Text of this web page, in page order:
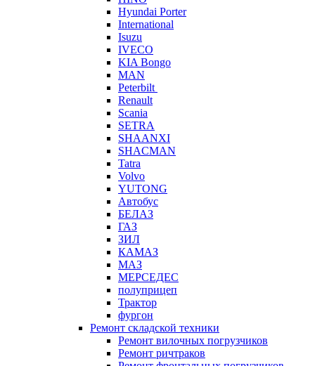
Hyundai Porter
International
Isuzu
IVECO
KIA Bongo
MAN
Peterbilt
Renault
Scania
SETRA
SHAANXI
SHACMAN
Tatra
Volvo
YUTONG
Автобус
БЕЛАЗ
ГАЗ
ЗИЛ
КАМАЗ
МАЗ
МЕРСЕДЕС
полуприцеп
Трактор
фургон
Ремонт складской техники
Ремонт вилочных погрузчиков
Ремонт ричтраков